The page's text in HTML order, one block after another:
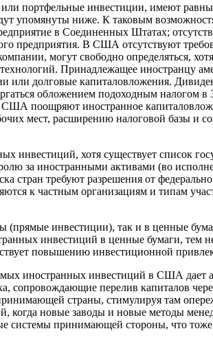
портфельные инвестиции, имеют
упомянуты ниже. К таковым
в Соединенных Штатах;
В США отсутствуют
могут свободно определяться,
Принадлежащее иностранцу
или долговые капиталовложения.
обложением подоходным налогом
США поощряют иностранное
мест, расширению налоговой базы и
хотя существует список
за иностранными активами (во
стран требуют разрешения от
к частным организациям и типам
инвестиции), так и в ценные
инвестиций в ценные бумаги, тем
повышению инвестиционной
иностранных инвестиций в США дает
сопровождающие перелив капиталов
страны, стимулируя там
новые заводы и новые методы
системы принимающей стороны, что